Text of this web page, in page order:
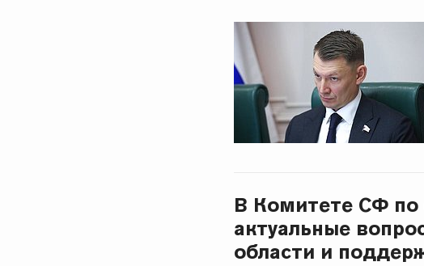
В Комитете СФ по
актуальные
области и